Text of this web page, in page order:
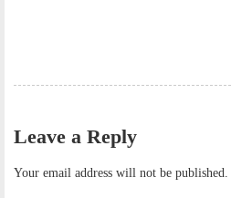
Leave a Reply
Your email address will not be published.